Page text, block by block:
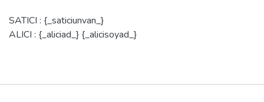
SATICI : {_saticiunvan_}
ALICI : {_aliciad_} {_alicisoyad_}